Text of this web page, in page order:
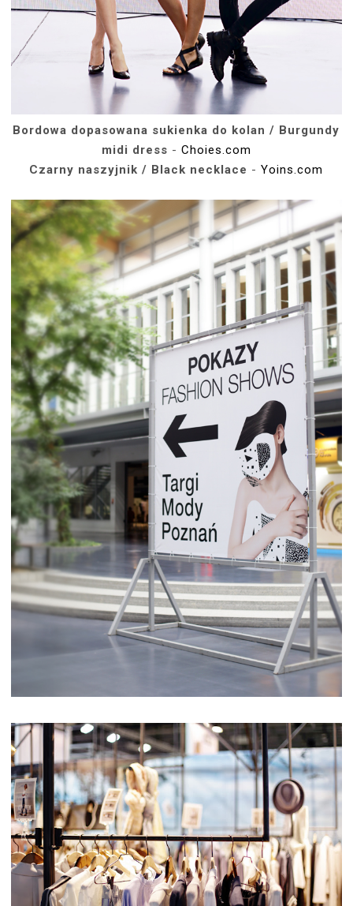
Bordowa dopasowana sukienka do kolan / Burgundy
midi dress - Choies.com
Czarny naszyjnik / Black necklace -Yoins.com